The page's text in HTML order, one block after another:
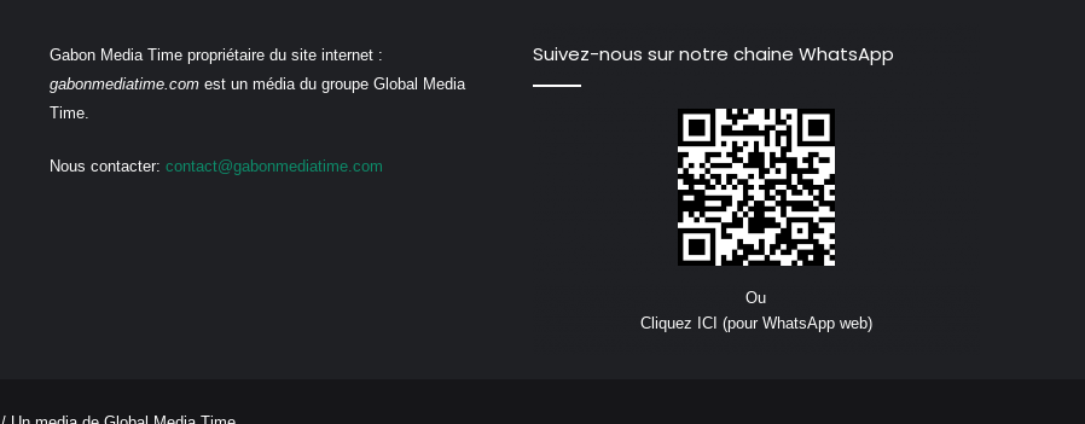
Gabon Media Time propriétaire du site internet :
gabonmediatime.comest un média du groupe Global Media
Time.
Nous contacter: contact@gabonmediatime.com
Suivez-nous sur notre chaine WhatsApp
Ou
Cliquez ICI (pour WhatsApp web)